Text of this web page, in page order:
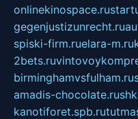
onlinekinospace.ru
gegenjustizunrecht.ru
spiski-firm.ruelara-m.ru
2bets.ru
birminghamvsfulham.ru
amadis-chocolate.ru
kanotiforet.spb.ru